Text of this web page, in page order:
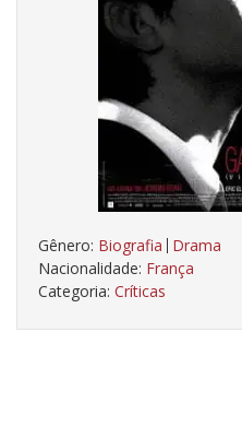
Gênero: Biografia Drama
Nacionalidade: França
Categoria: Críticas